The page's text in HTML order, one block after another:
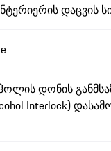
დაცვის
დონის
Interlock)